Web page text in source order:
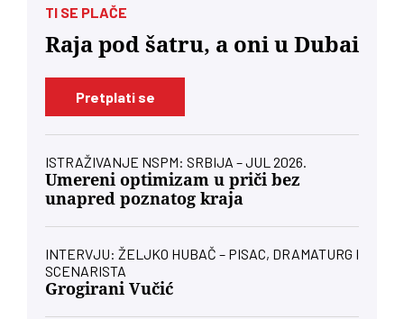
TI SE PLAČE
Raja pod šatru, a oni u Dubai
Pretplati se
ISTRAŽIVANJE NSPM: SRBIJA – JUL 2026.
Umereni optimizam u priči bez
unapred poznatog kraja
INTERVJU: ŽELJKO HUBAČ – PISAC, DRAMATURG I
SCENARISTA
Grogirani Vučić